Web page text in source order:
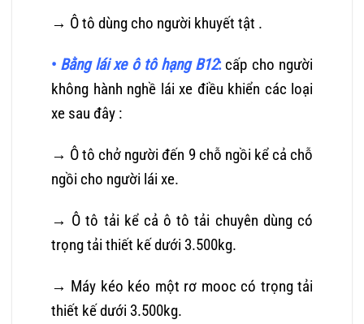
→ Ô tô dùng cho người khuyết tật .
• Bằng lái xe ô tô hạng B12: cấp cho người
không hành nghề lái xe điều khiển các loại
xe sau đây :
→ Ô tô chở người đến 9 chỗ ngồi kể cả chỗ
ngồi cho người lái xe.
→ Ô tô tải kể cả ô tô tải chuyên dùng có
trọng tải thiết kế dưới 3.500kg.
→ Máy kéo kéo một rơ mooc có trọng tải
thiết kế dưới 3.500kg.